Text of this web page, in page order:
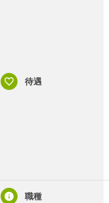
待遇
職種